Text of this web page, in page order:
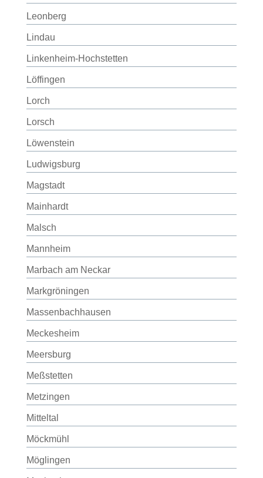
Leonberg
Lindau
Linkenheim-Hochstetten
Löffingen
Lorch
Lorsch
Löwenstein
Ludwigsburg
Magstadt
Mainhardt
Malsch
Mannheim
Marbach am Neckar
Markgröningen
Massenbachhausen
Meckesheim
Meersburg
Meßstetten
Metzingen
Mitteltal
Möckmühl
Möglingen